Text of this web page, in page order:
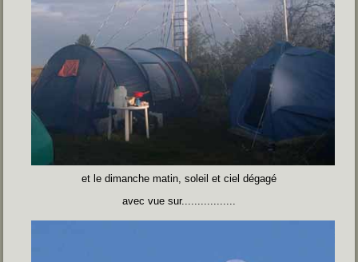
et le dimanche matin, soleil et ciel dégagé
avec vue sur.................